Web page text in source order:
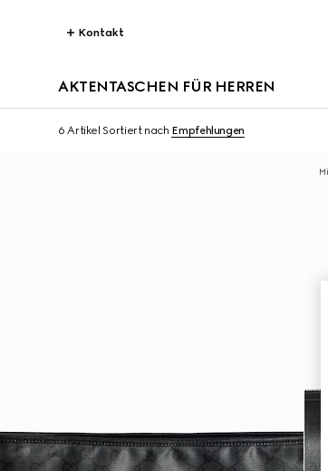
Kontakt
AKTENTASCHEN FÜR HERREN
6 Artikel Sortiert nach Empfehlungen